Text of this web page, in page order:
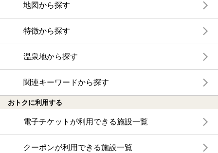
地図から探す
特徴から探す
温泉地から探す
関連キーワードから探す
おトクに利用する
電子チケットが利用できる施設一覧
クーポンが利用できる施設一覧